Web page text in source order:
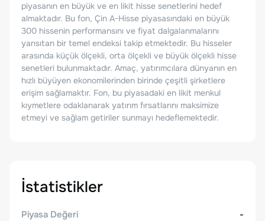
piyasanın en büyük ve en likit hisse senetlerini hedef
almaktadır. Bu fon, Çin A-Hisse piyasasındaki en büyük
300 hissenin performansını ve fiyat dalgalanmalarını
yansıtan bir temel endeksi takip etmektedir. Bu hisseler
arasında küçük ölçekli, orta ölçekli ve büyük ölçekli hisse
senetleri bulunmaktadır. Amaç, yatırımcılara dünyanın en
hızlı büyüyen ekonomilerinden birinde çeşitli şirketlere
erişim sağlamaktır. Fon, bu piyasadaki en likit menkul
kıymetlere odaklanarak yatırım fırsatlarını maksimize
etmeyi ve sağlam getiriler sunmayı hedeflemektedir.
İstatistikler
Piyasa Değeri
-